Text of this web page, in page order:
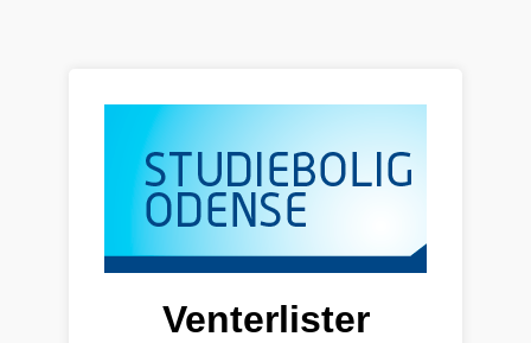
Venterlister